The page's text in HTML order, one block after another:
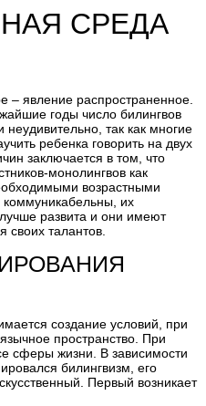
СРЕДА
– явление распространенное.
годы число билингвов
так как многие
ребенка говорить на двух
заключается в том, что
монолингвов как
возрастными
их
развита и они имеют
своих талантов.
создание условий, при
пространство. При
сферы жизни. В зависимости
билингвизм, его
Первый возникает